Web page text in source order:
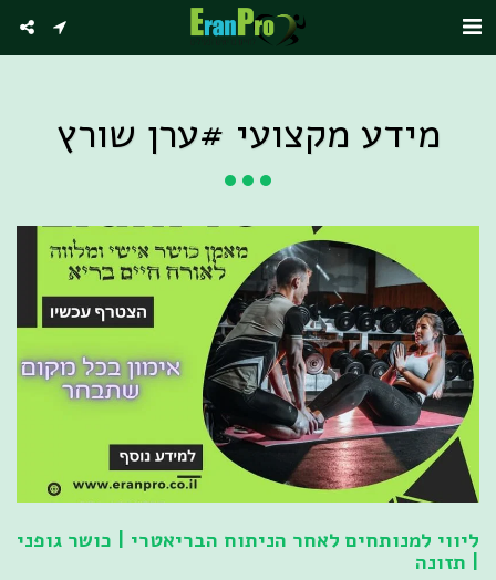
מידע מקצועי #ערן שורץ
ליווי למנותחים לאחר הניתוח הבריאטרי | כושר גופני
| תזונה